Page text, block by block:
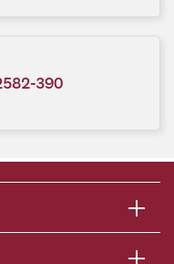
390